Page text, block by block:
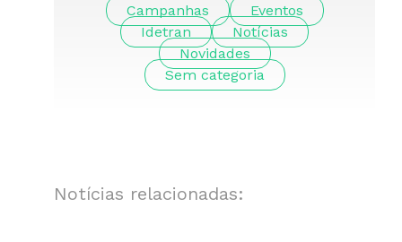
Campanhas
Eventos
Idetran
Notícias
Novidades
Sem categoria
Notícias relacionadas: